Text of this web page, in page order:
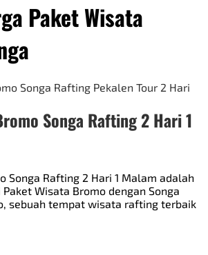
Paket Wisata
Songa Rafting 2 Hari 1
Songa Rafting 2 Hari 1 Malam adalah
Wisata Bromo dengan Songa
sebuah tempat wisata rafting terbaik